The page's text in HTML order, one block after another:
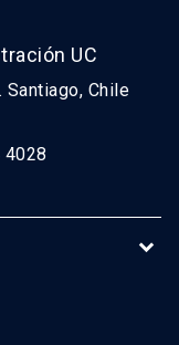
UC
Santiago, Chile